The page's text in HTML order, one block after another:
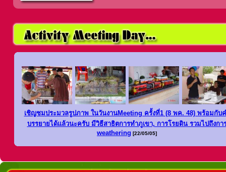
เชิญชมประมวลรูปภาพ ในวันงานMeeting ครั้งที่1 (8 พค. 48) พร้อมกับ
บรรยายได้แล้วนะครับ มีวิธีสาธิตการทำภูเขา, การโรยดิน รวมไปถึงกา
weathering [22/05/05]